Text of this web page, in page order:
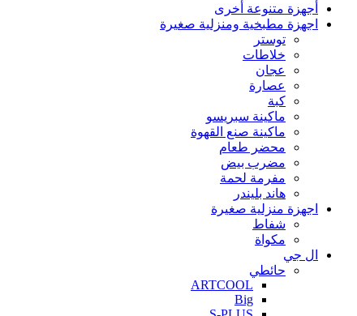
أجهزة متنوعة أخرى
اجهزة مطبخية ومنزلية صغيرة
توستر
خلاطات
عجان
عصارة
كبة
ماكينة سبريسو
ماكينة صنع القهوة
محضر طعام
مضرب بيض
مفرمة لحمة
هاند بليندر
اجهزة منزلية صغيرة
شفاط
مكواة
ال جي
حائطي
ARTCOOL
Big